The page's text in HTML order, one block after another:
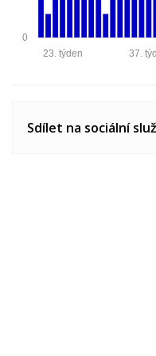
0
37.
23. týden
Sdílet na sociální